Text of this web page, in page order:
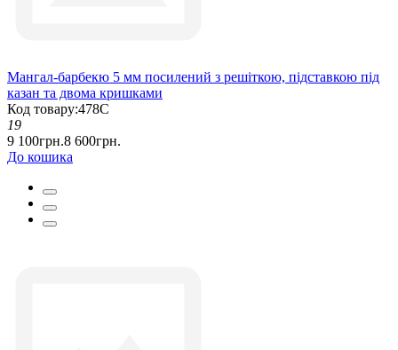
Мангал-барбекю 5 мм посилений з решіткою, підставкою під
казан та двома кришками
Код товару:478С
19
9 100грн.8 600грн.
До кошика